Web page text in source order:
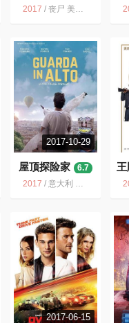
2017 / 丧尸 美国 恐怖 病毒 电影 美国电影 动作 2020
2017-10-29
屋顶探险家
6.7
2017 / 意大利 奇幻 荒诞 冒险 魔幻 2017 城市 剧情
2017-06-15